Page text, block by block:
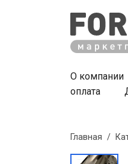
О компании
оплата
Главная /